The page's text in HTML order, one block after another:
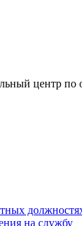
центр по
на службу